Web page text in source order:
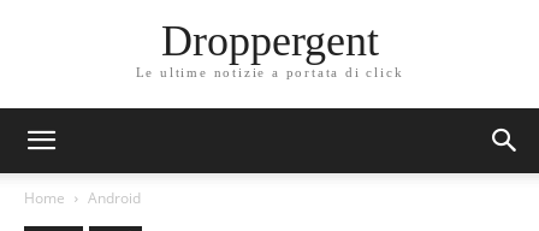
Droppergent
Le ultime notizie a portata di click
Home Android